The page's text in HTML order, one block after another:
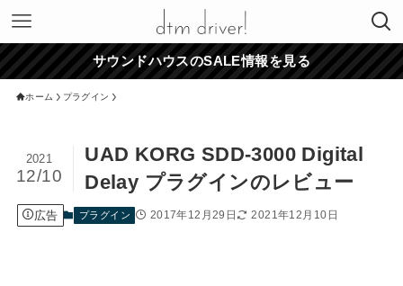
サウンドハウスのSALE情報を見る
ホーム プラグイン
UAD KORG SDD-3000 Digital
Delay プラグインのレビュー
2021
12/10
広告 プラグイン 2017年12月29日 2021年12月10日